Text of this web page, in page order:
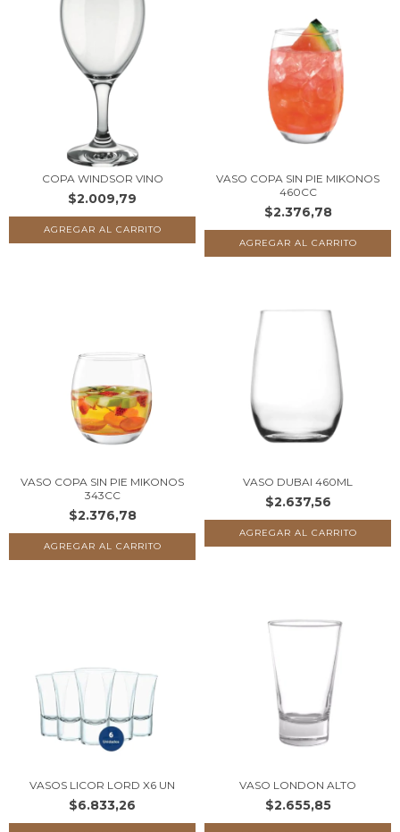
COPA WINDSOR VINO
$2.009,79
VASO COPA SIN PIE MIKONOS
460CC
$2.376,78
VASO COPA SIN PIE MIKONOS
343CC
$2.376,78
VASO DUBAI 460ML
$2.637,56
VASOS LICOR LORD X6 UN
$6.833,26
VASO LONDON ALTO
$2.655,85